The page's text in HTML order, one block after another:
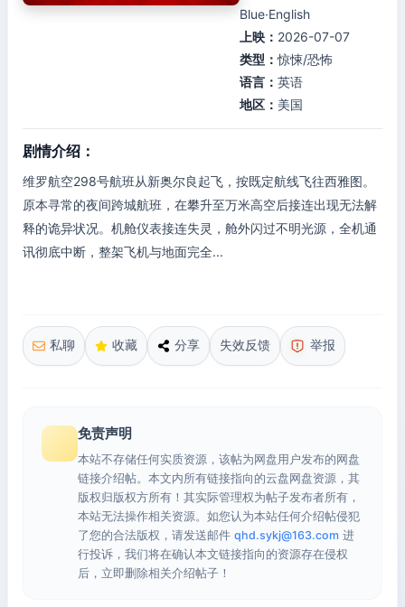
Blue·English
上映： 2026-07-07
类型：惊悚/恐怖
语言： 英语
地区： 美国
剧情介绍：
维罗航空298号航班从新奥尔良起飞，按既定航线飞往西雅图。
原本寻常的夜间跨城航班，在攀升至万米高空后接连出现无法解
释的诡异状况。机舱仪表接连失灵，舱外闪过不明光源，全机通
讯彻底中断，整架飞机与地面完全...
私聊 收藏 分享 失效反馈 举报
免责声明
本站不存储任何实质资源，该帖为网盘用户发布的网盘
链接介绍帖。本文内所有链接指向的云盘网盘资源，其
版权归版权方所有！其实际管理权为帖子发布者所有，
本站无法操作相关资源。如您认为本站任何介绍帖侵犯
了您的合法版权，请发送邮件 qhd.sykj@163.com 进
行投诉，我们将在确认本文链接指向的资源存在侵权
后，立即删除相关介绍帖子！